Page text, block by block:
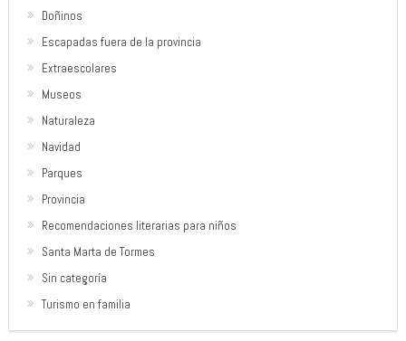
Doñinos
Escapadas fuera de la provincia
Extraescolares
Museos
Naturaleza
Navidad
Parques
Provincia
Recomendaciones literarias para niños
Santa Marta de Tormes
Sin categoría
Turismo en familia